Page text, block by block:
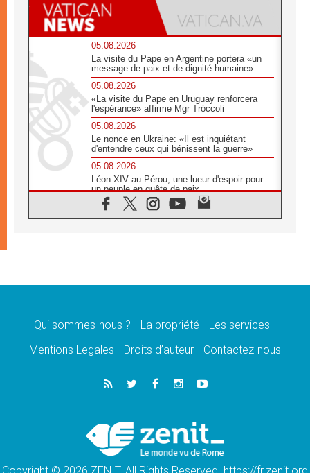
05.08.2026
La visite du Pape en Argentine portera «un
message de paix et de dignité humaine»
05.08.2026
«La visite du Pape en Uruguay renforcera
l'espérance» affirme Mgr Tróccoli
05.08.2026
Le nonce en Ukraine: «Il est inquiétant
d'entendre ceux qui bénissent la guerre»
05.08.2026
Léon XIV au Pérou, une lueur d'espoir pour
un peuple en quête de paix
05.08.2026
SCEAM: L'Église en Afrique vers
en Argentine et au Pérou
Audience générale: la prière est un acte
04.08.2026
Léon XIV invite les Chevaliers de Colomb à
Au Nigéria, attaques d'église, meurtre et
enlèvements de religieux suscitent l'émotion
Qui sommes-nous ? La propriété
Les services
Mentions Legales
Droits d’auteur Contactez-nous